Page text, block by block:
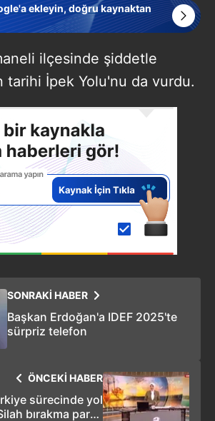
ekleyin, doğru kaynaktan
ilçesinde şiddetle
tarihi İpek Yolu'nu da vurdu.
SONRAKİ HABER
Başkan Erdoğan'a IDEF 2025'te
sürpriz telefon
ÖNCEKİ HABER
sürecinde yol
bırakma parça